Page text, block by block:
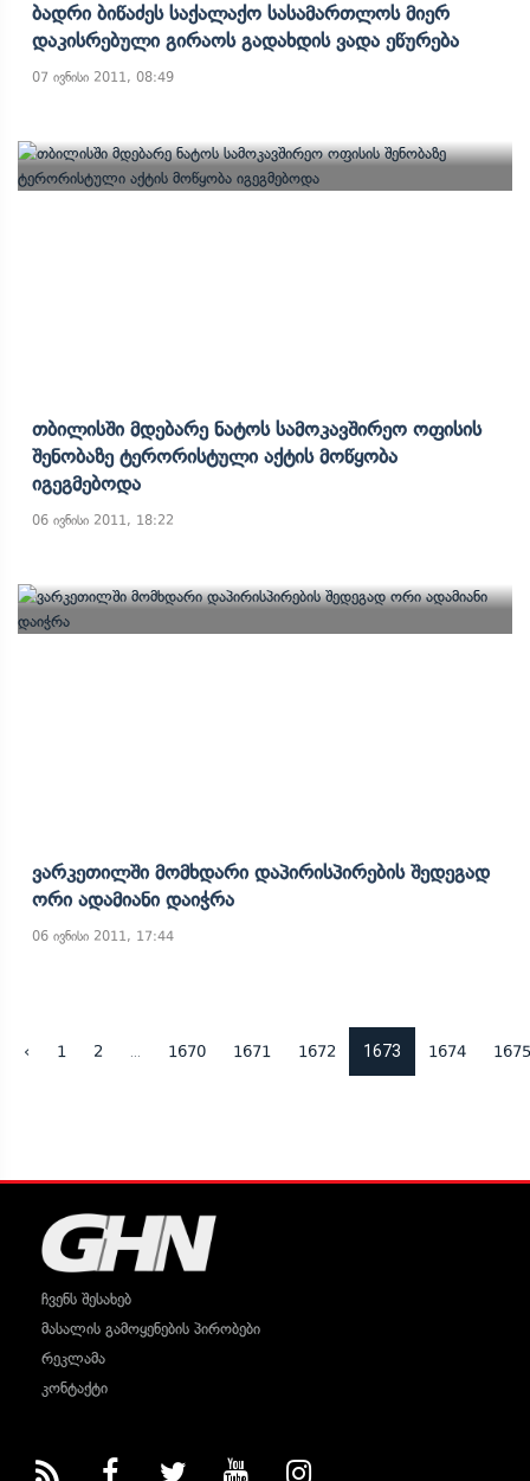
Ბადრი Ბიწაძეს Საქალაქო Სასამართლოს Მიერ
Დაკისრებული Გირაოს Გადახდის Ვადა Ეწურება
07 ივნისი 2011, 08:49
Თბილისში Მდებარე Ნატოს Სამოკავშირეო Ოფისის
Შენობაზე Ტერორისტული Აქტის Მოწყობა
Იგეგმებოდა
06 ივნისი 2011, 18:22
Ვარკეთილში Მომხდარი Დაპირისპირების Შედეგად
Ორი Ადამიანი Დაიჭრა
06 ივნისი 2011, 17:44
‹ 1 2 1670 1671 1672 1673 1674 1675
ჩვენს შესახებ
მასალის გამოყენების პირობები
რეკლამა
კონტაქტი